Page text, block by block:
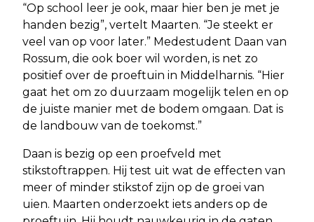
“Op school leer je ook, maar hier ben je met je
handen bezig”, vertelt Maarten. “Je steekt er
veel van op voor later.” Medestudent Daan van
Rossum, die ook boer wil worden, is net zo
positief over de proeftuin in Middelharnis. “Hier
gaat het om zo duurzaam mogelijk telen en op
de juiste manier met de bodem omgaan. Dat is
de landbouw van de toekomst.”
Daan is bezig op een proefveld met
stikstoftrappen. Hij test uit wat de effecten van
meer of minder stikstof zijn op de groei van
uien. Maarten onderzoekt iets anders op de